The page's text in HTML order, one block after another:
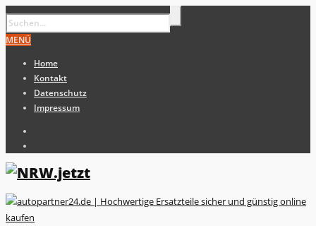
MENÜ
Home
Kontakt
Datenschutz
Impressum